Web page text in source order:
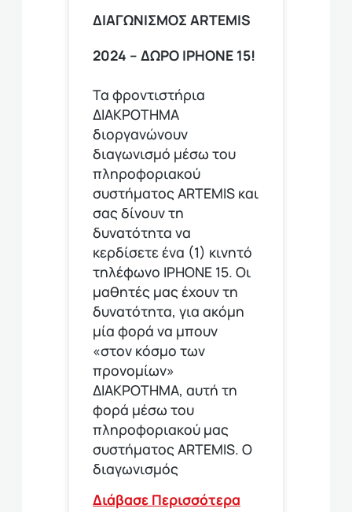
ΔΙΑΓΩΝΙΣΜΟΣ ΑRTEMIS
2024 – ΔΩΡΟ IPHONE 15!
Τα φροντιστήρια
ΔΙΑΚΡΟΤΗΜΑ
διοργανώνουν
διαγωνισμό μέσω του
πληροφοριακού
συστήματος ARTEMIS και
σας δίνουν τη
δυνατότητα να
κερδίσετε ένα (1) κινητό
τηλέφωνο ΙΡΗΟΝΕ 15. Οι
μαθητές μας έχουν τη
δυνατότητα, για ακόμη
μία φορά να μπουν
«στον κόσμο των
προνομίων»
ΔΙΑΚΡΟΤΗΜΑ, αυτή τη
φορά μέσω του
πληροφοριακού μας
συστήματος ARTEMIS. Ο
διαγωνισμός
Διάβασε Περισσότερα